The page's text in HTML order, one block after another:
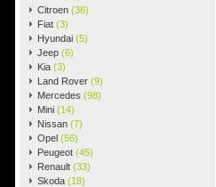
Citroen (36)
Fiat (3)
Hyundai (5)
Jeep (6)
Kia (3)
Land Rover (9)
Mercedes (98)
Mini (14)
Nissan (7)
Opel (56)
Peugeot (45)
Renault (33)
Skoda (18)